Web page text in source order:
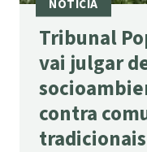
Tribunal
vai julgar
contra
tradicionais